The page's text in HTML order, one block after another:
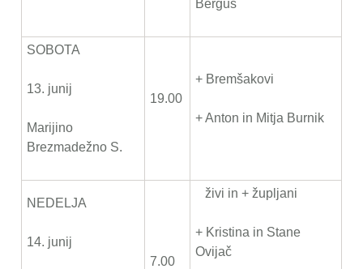
Berguš
SOBOTA
13. junij
Marijino
Brezmadežno S.
19.00
+ Bremšakovi
+ Anton in Mitja Burnik
NEDELJA
14. junij
7.00
živi in + župljani
+ Kristina in Stane
Ovijač